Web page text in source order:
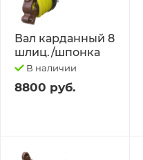
Вал карданный 8
шлиц./шпонка
В наличии
8800 руб.